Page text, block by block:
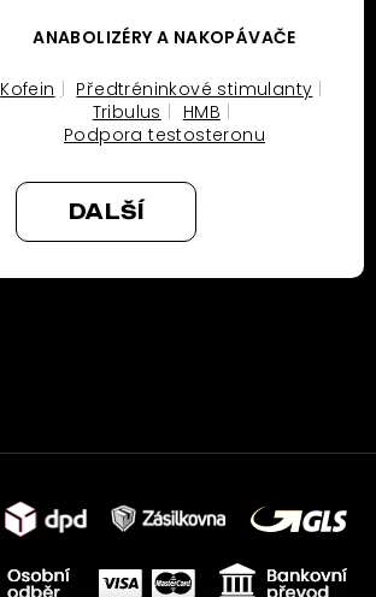
ANABOLIZÉRY A NAKOPÁVAČE
Kofein
Předtréninkové stimulanty
Tribulus
HMB
Podpora testosteronu
DALŠÍ